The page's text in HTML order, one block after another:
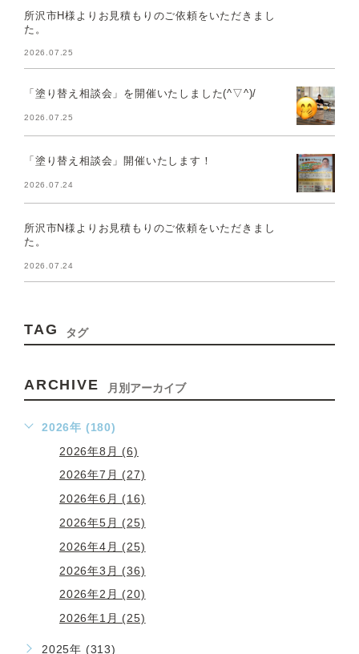
所沢市H様よりお見積もりのご依頼をいただきまし
た。
2026.07.25
「塗り替え相談会」を開催いたしました(^▽^)/
2026.07.25
「塗り替え相談会」開催いたします！
2026.07.24
所沢市N様よりお見積もりのご依頼をいただきまし
た。
2026.07.24
TAG タグ
ARCHIVE 月別アーカイブ
2026年 (180)
2026年8月 (6)
2026年7月 (27)
2026年6月 (16)
2026年5月 (25)
2026年4月 (25)
2026年3月 (36)
2026年2月 (20)
2026年1月 (25)
2025年 (313)